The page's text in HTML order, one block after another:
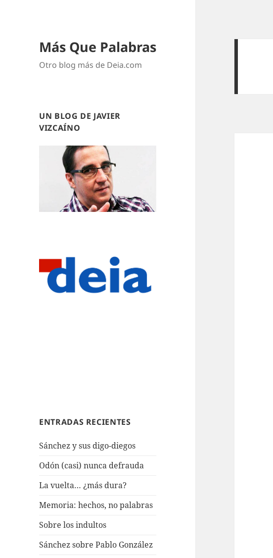
Más Que Palabras
Otro blog más de Deia.com
UN BLOG DE JAVIER
VIZCAÍNO
ENTRADAS RECIENTES
Sánchez y sus digo-diegos
Odón (casi) nunca defrauda
La vuelta… ¿más dura?
Memoria: hechos, no palabras
Sobre los indultos
Sánchez sobre Pablo González